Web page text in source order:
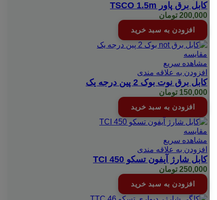
کابل برق پاور TSCO 1.5m
200,000 تومان
افزودن به سبد خرید
مقایسه
مشاهده سریع
افزودن به علاقه مندی
کابل برق نوت بوک 2 پین درجه یک
150,000 تومان
افزودن به سبد خرید
مقایسه
مشاهده سریع
افزودن به علاقه مندی
کابل شارژ آیفون تسکو TCI 450
250,000 تومان
افزودن به سبد خرید